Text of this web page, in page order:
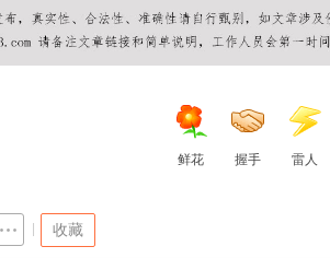
鲜花 握手 雷人
收藏